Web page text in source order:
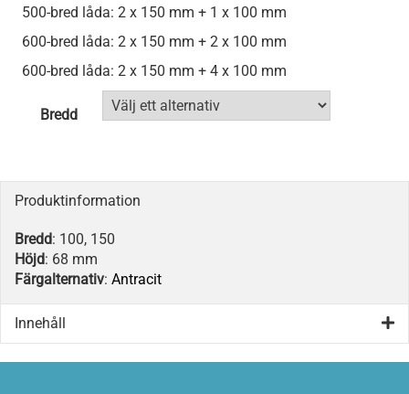
500-bred låda: 2 x 150 mm + 1 x 100 mm
600-bred låda: 2 x 150 mm + 2 x 100 mm
600-bred låda: 2 x 150 mm + 4 x 100 mm
Bredd
Produktinformation
Bredd: 100, 150
Höjd: 68 mm
Färgalternativ: Antracit
Innehåll